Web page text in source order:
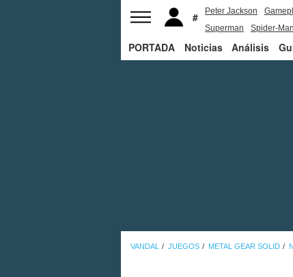
Peter Jackson
Superman
Spider-Man
PORTADA Noticias Análisis
VANDAL JUEGOS METAL GEAR SOLID